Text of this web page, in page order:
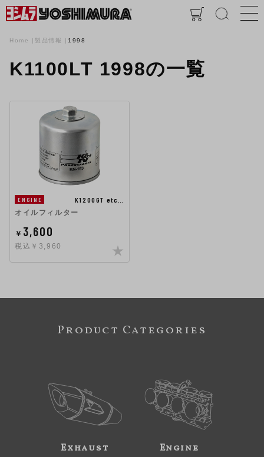
Home 製品情報 1998
K1100LT 1998の一覧
ENGINE
K1200GT etc…
オイルフィルター
￥ 3,600
税込￥3,960
Product Categories
Exhaust Engine